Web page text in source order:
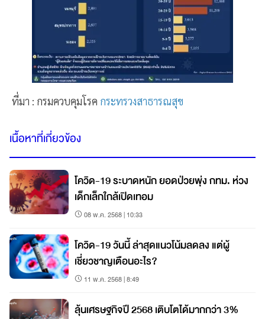
ที่มา : กรมควบคุมโรค กระทรวงสาธารณสุข
เนื้อหาที่เกี่ยวข้อง
โควิด-19 ระบาดหนัก ยอดป่วยพุ่ง กทม. ห่วง
เด็กเล็กใกล้เปิดเทอม
08 พ.ค. 2568 | 10:33
โควิด-19 วันนี้ ล่าสุดแนวโน้มลดลง แต่ผู้
เชี่ยวชาญเตือนอะไร?
11 พ.ค. 2568 | 8:49
ลุ้นเศรษฐกิจปี 2568 เติบโตได้มากกว่า 3%